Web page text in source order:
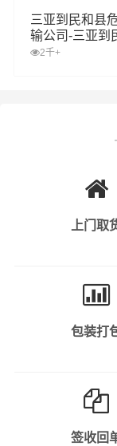
县物流专线服务
客户的角度综合
障的三亚到乡宁
秉承“用心呵护，
质高效的运输服
财根三亚物流及
的物流专线直达
三亚到民和县
输公司-三亚到
险品物流公司-
2千+
上门取
包装打
签收回